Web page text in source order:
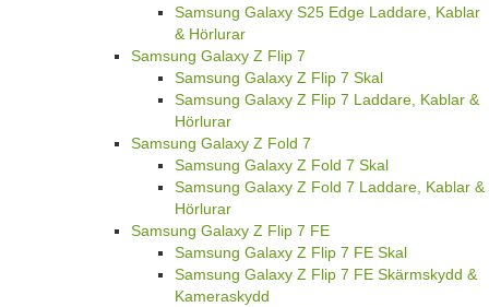
Samsung Galaxy S25 Edge Laddare, Kablar
& Hörlurar
Samsung Galaxy Z Flip 7
Samsung Galaxy Z Flip 7 Skal
Samsung Galaxy Z Flip 7 Laddare, Kablar &
Hörlurar
Samsung Galaxy Z Fold 7
Samsung Galaxy Z Fold 7 Skal
Samsung Galaxy Z Fold 7 Laddare, Kablar &
Hörlurar
Samsung Galaxy Z Flip 7 FE
Samsung Galaxy Z Flip 7 FE Skal
Samsung Galaxy Z Flip 7 FE Skärmskydd &
Kameraskydd